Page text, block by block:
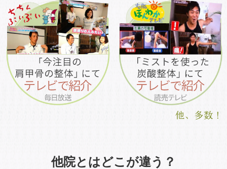
他院とはどこが違う？